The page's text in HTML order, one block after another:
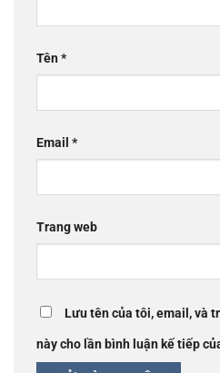
Tên*
Email *
Trang web
Lưu tên của tôi, email, và
này cho lần bình luận kế tiếp